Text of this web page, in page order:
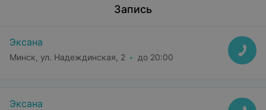
Запись
Эксана
Минск, ул. Надеждинская, 2 до 20:00
Эксана